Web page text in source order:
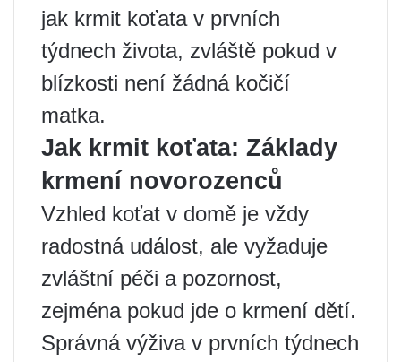
jak krmit koťata v prvních
týdnech života, zvláště pokud v
blízkosti není žádná kočičí
matka.
Jak krmit koťata: Základy
krmení novorozenců
Vzhled koťat v domě je vždy
radostná událost, ale vyžaduje
zvláštní péči a pozornost,
zejména pokud jde o krmení dětí.
Správná výživa v prvních týdnech